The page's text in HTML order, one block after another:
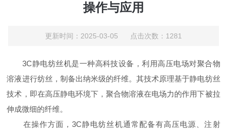
操作与应用
更新时间：2025-03-05 点击次数：1281
3C静电纺丝机是一种高科技设备，利用高压电场对聚合物
溶液进行纺丝，制备出纳米级的纤维。其技术原理基于静电纺丝
技术，即在高压静电环境下，聚合物溶液在电场力的作用下被拉
伸成微细的纤维。
在操作方面，3C静电纺丝机通常配备有高压电源、注射